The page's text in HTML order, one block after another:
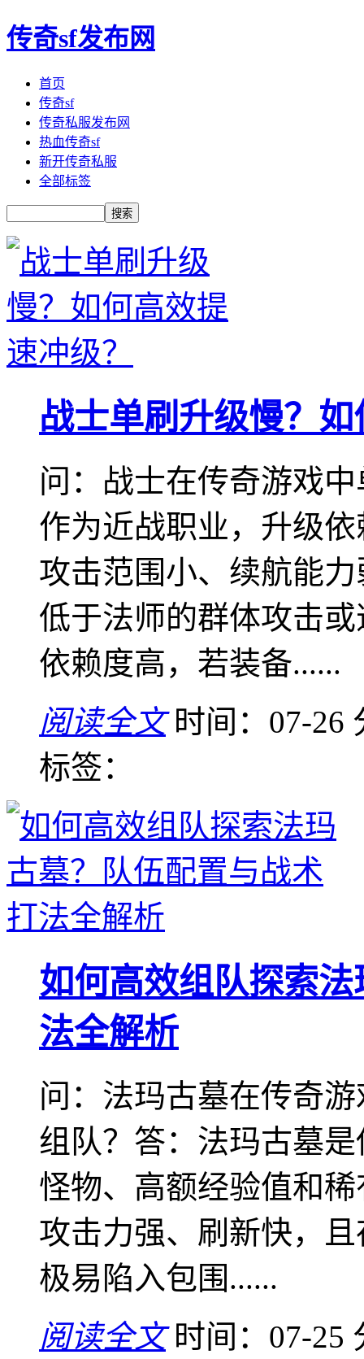
传奇sf发布网
首页
传奇sf
传奇私服发布网
热血传奇sf
新开传奇私服
全部标签
战士单刷升级慢？
问：战士在传奇游戏
作为近战职业，升级
攻击范围小、续航能
低于法师的群体攻击
依赖度高，若装备......
阅读全文 时间：07-26
标签：
如何高效组队探索
法全解析
问：法玛古墓在传奇
组队？答：法玛古墓
怪物、高额经验值和
攻击力强、刷新快，
极易陷入包围......
阅读全文 时间：07-25